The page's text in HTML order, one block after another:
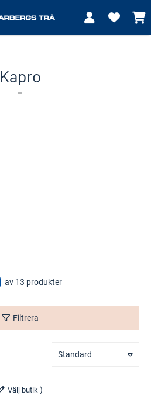
Kapro
av 13 produkter
Filtrera
Standard
Välj butik )